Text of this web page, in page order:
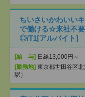
ちいさいかわいい
で働ける☆来社不
◎/T1[アルバイト]
[給 与] 日給13,000円～
[勤務地] 東京都世田谷区
駅）